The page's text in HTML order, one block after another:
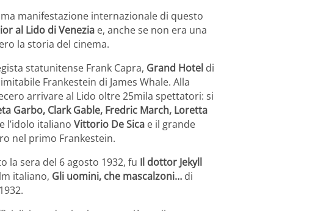
manifestazione internazionale di questo
al Lido di Venezia e, anche se non era una
la storia del cinema.
statunitense Frank Capra, Grand Hotel di
Frankestein di James Whale. Alla
arrivare al Lido oltre 25mila spettatori: si
Garbo, Clark Gable, Fredric March, Loretta
l’idolo italiano Vittorio De Sica e il grande
nel primo Frankestein.
la sera del 6 agosto 1932, fu Il dottor Jekyll
italiano, Gli uomini, che mascalzoni… di